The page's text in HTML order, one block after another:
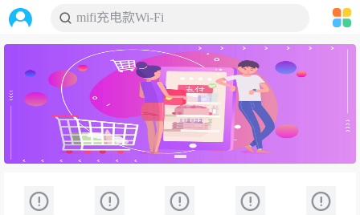
D低价不上榜 搜索